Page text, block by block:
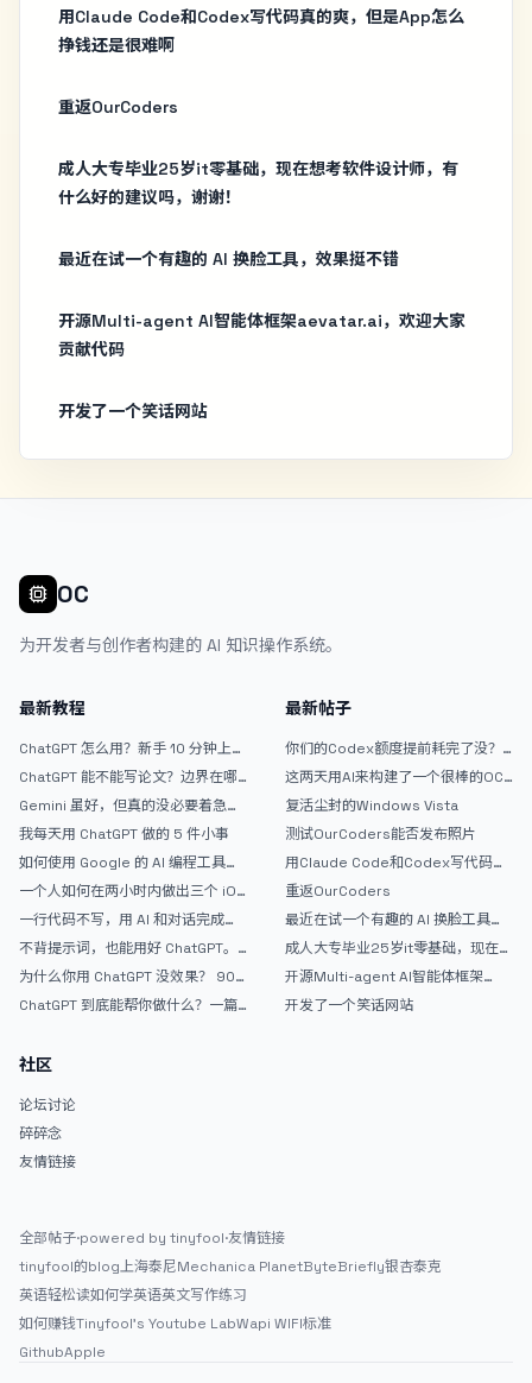
用Claude Code和Codex写代码真的爽，但是App怎么
挣钱还是很难啊
重返OurCoders
成人大专毕业25岁it零基础，现在想考软件设计师，有
什么好的建议吗，谢谢！
最近在试一个有趣的 AI 换脸工具，效果挺不错
开源Multi-agent AI智能体框架aevatar.ai，欢迎大家
贡献代码
开发了一个笑话网站
OC
为开发者与创作者构建的 AI 知识操作系统。
最新教程
ChatGPT 怎么用？新手 10 分钟上手
ChatGPT 能不能写论文？边界在哪
Gemini 虽好，但真的没必要着急放
弃 ChatGPT
我每天用 ChatGPT 做的 5 件小事
如何使用 Google 的 AI 编程工具
AntiGravity：独立开发者的新时代
武器
一个人如何在两小时内做出三个 iOS
APP？｜AntiGravity + Gemini 3 实
战完整记录
一行代码不写，用 AI 和对话完成一
个完整网站：《图书天堂》实战记录
不背提示词，也能用好 ChatGPT。
一个万能提问模板
为什么你用 ChatGPT 没效果？ 90%
的人第一步就问错了
ChatGPT 到底能帮你做什么？一篇
最新帖子
你们的Codex额度提前耗完了没？
戒断反应如何？
这两天用AI来构建了一个很棒的OC
论坛精华区
复活尘封的Windows Vista
测试OurCoders能否发布照片
用Claude Code和Codex写代码真
的爽，但是App怎么挣钱还是很难啊
重返OurCoders
最近在试一个有趣的 AI 换脸工具，
效果挺不错
成人大专毕业25岁it零基础，现在想
考软件设计师，有什么好的建议吗，
谢谢！
开源Multi-agent AI智能体框架
aevatar.ai，欢迎大家贡献代码
开发了一个笑话网站
社区
论坛讨论
碎碎念
友情链接
全部帖子·powered by tinyfool·友情链接
tinyfool的blog上海泰尼Mechanica PlanetByteBriefly银杏泰克
英语轻松读如何学英语英文写作练习
如何赚钱Tinyfool's Youtube LabWapi WIFI标准
GithubApple